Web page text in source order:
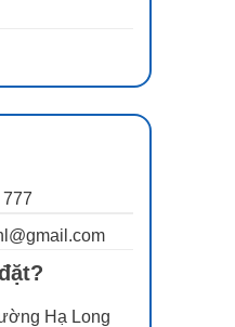
Hạ Long